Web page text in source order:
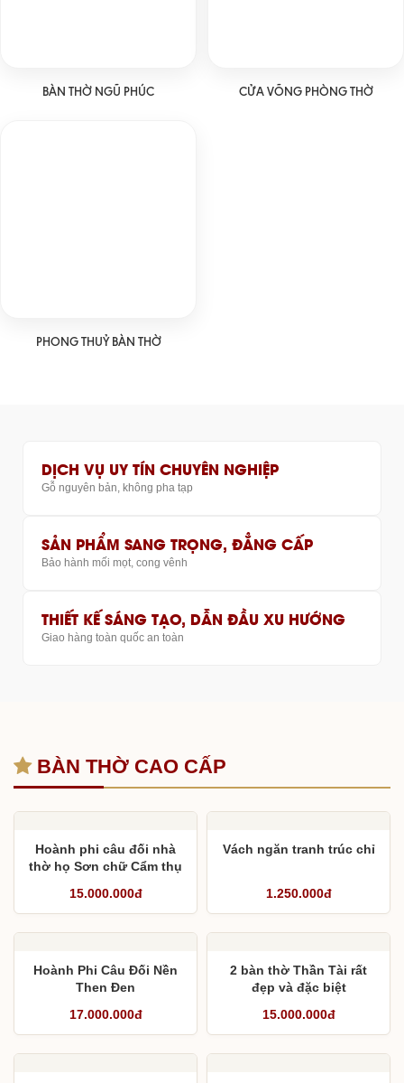
BÀN THỜ NGŨ PHÚC CỬA VÕNG PHÒNG THỜ
PHONG THUỶ BÀN THỜ
DỊCH VỤ UY TÍN CHUYÊN NGHIỆP
Gỗ nguyên bản, không pha tạp
SẢN PHẨM SANG TRỌNG, ĐẲNG CẤP
Bảo hành mối mọt, cong vênh
THIẾT KẾ SÁNG TẠO, DẪN ĐẦU XU HƯỚNG
Giao hàng toàn quốc an toàn
BÀN THỜ CAO CẤP
Hoành phi câu đối nhà
thờ họ Sơn chữ Cẩm thụ
nguyệt
15.000.000đ
Vách ngăn tranh trúc chỉ
1.250.000đ
Hoành Phi Câu Đối Nền
Then Đen
17.000.000đ
2 bàn thờ Thần Tài rất
đẹp và đặc biệt
15.000.000đ